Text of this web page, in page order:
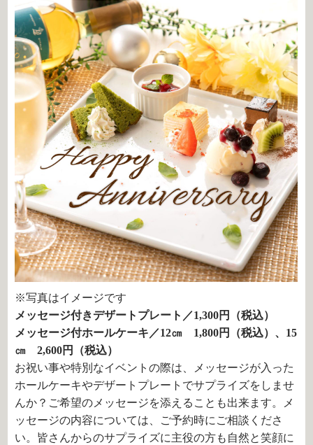
※写真はイメージです
メッセージ付きデザートプレート／1,300円（税込）
メッセージ付ホールケーキ／12㎝ 1,800円（税込）、15
㎝ 2,600円（税込）
お祝い事や特別なイベントの際は、メッセージが入った
ホールケーキやデザートプレートでサプライズをしませ
んか？ご希望のメッセージを添えることも出来ます。メ
ッセージの内容については、ご予約時にご相談くださ
い。皆さんからのサプライズに主役の方も自然と笑顔に